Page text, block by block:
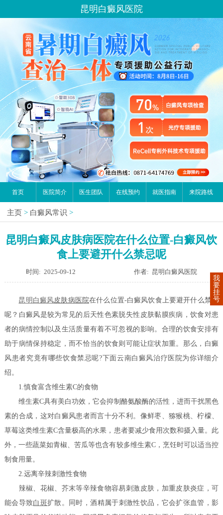
昆明白癜风医院
首页 医院简介 医生团队 在线预约 就医指南 来院路线
主页 > 白癜风常识 >
昆明白癜风皮肤病医院在什么位置-白癜风饮
食上要避开什么禁忌呢
时间: 2025-09-12 作者: 昆明白癜风医院
昆明 白癜风皮肤病医院在什么位置-白癜风饮食上要避开什么禁忌
呢？白癜风是较为常见的后天性色素脱失性皮肤黏膜疾病，饮食对患
者的病情控制以及生活质量有着不可忽视的影响。合理的饮食安排有
助于病情保持稳定，而不恰当的饮食则可能让症状加重。那么，白癜
风患者究竟有哪些饮食禁忌呢?下面云南白癜风治疗医院为你详细介
绍。
1.慎食富含维生素C的食物
维生素C具有美白功效，它会抑制酪氨酸酶的活性，进而干扰黑色
素的合成，这对白癜风患者而言十分不利。像鲜枣、猕猴桃、柠檬、
草莓这类维生素C含量极高的水果，患者要减少食用次数和摄入量。此
外，一些蔬菜如青椒、苦瓜等也含有较多维生素C，烹饪时可以适当控
制食用量。
2.远离辛辣刺激性食物
辣椒、花椒、芥末等辛辣食物容易刺激皮肤，加重皮肤炎症，可
能会导致白斑扩散。同时，酒精属于刺激性饮品，它会扩张血管，影
我
要
挂
号